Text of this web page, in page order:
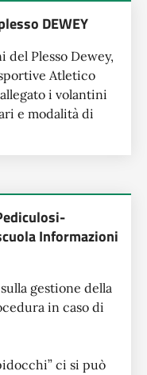
DEWEY
Plesso Dewey,
Atletico
i volantini
e modalità di
Informazioni
gestione della
in caso di
ci si può